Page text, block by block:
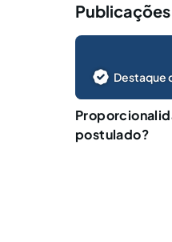
Destaque
postulado?